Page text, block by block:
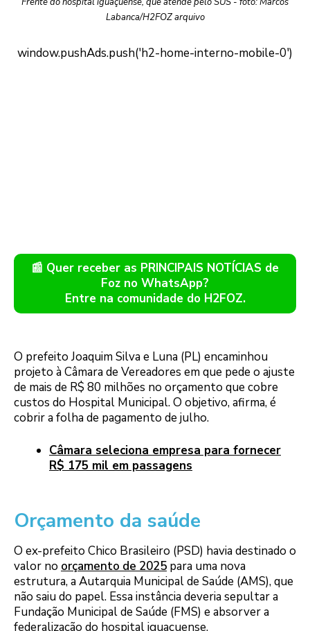
Labanca/H2FOZ arquivo
📰 Quer receber as PRINCIPAIS NOTÍCIAS de
Foz no WhatsApp?
Entre na comunidade do H2FOZ.
O prefeito Joaquim Silva e Luna (PL) encaminhou
projeto à Câmara de Vereadores em que pede o ajuste
de mais de R$ 80 milhões no orçamento que cobre
custos do Hospital Municipal. O objetivo, afirma, é
cobrir a folha de pagamento de julho.
Câmara seleciona empresa para fornecer
R$ 175 mil em passagens
Orçamento da saúde
O ex-prefeito Chico Brasileiro (PSD) havia destinado o
valor no orçamento de 2025 para uma nova
estrutura, a Autarquia Municipal de Saúde (AMS), que
não saiu do papel. Essa instância deveria sepultar a
Fundação Municipal de Saúde (FMS) e absorver a
federalização do hospital iguaçuense.